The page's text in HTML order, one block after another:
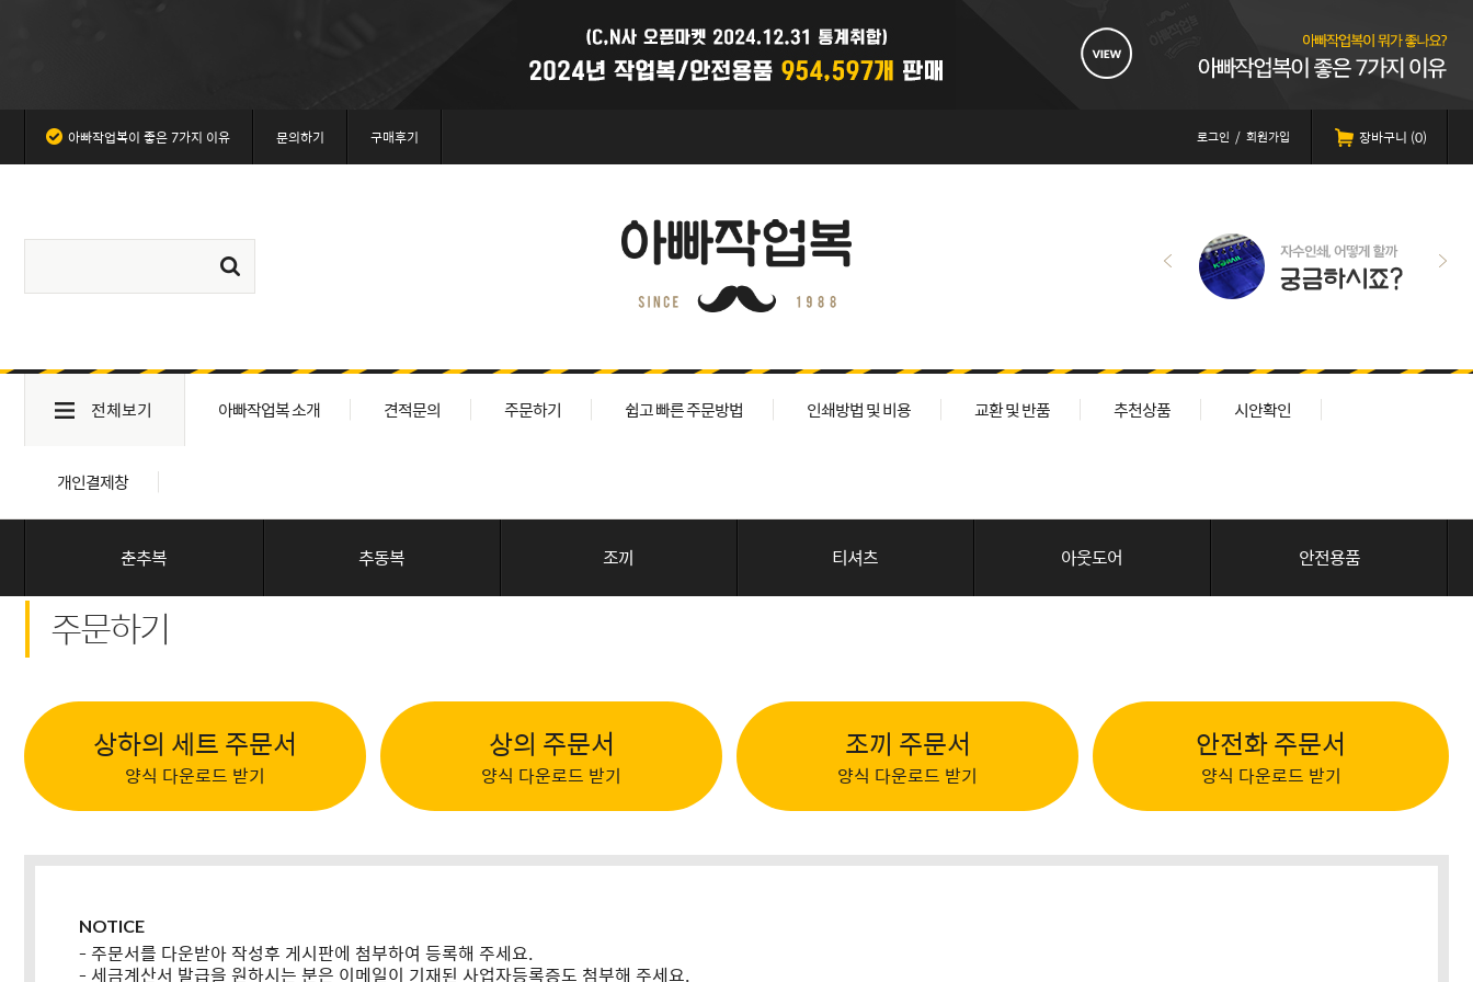
아빠작업복이 좋은 7가지 이유 문의하기 구매후기 로그인 / 회원가입 장바구니 (0)
전체보기 아빠작업복 소개 견적문의 주문하기 쉽고 빠른 주문방법 인쇄방법 및 비용 교환 및 반품 추천상품 시안확인
개인결제창
춘추복 추동복 조끼 티셔츠 아웃도어 안전용품
주문하기
상하의 세트 주문서
양식 다운로드 받기
상의 주문서
양식 다운로드 받기
조끼 주문서
양식 다운로드 받기
안전화 주문서
양식 다운로드 받기
NOTICE
- 주문서를 다운받아 작성후 게시판에 첨부하여 등록해 주세요.
- 세금계산서 발급을 원하시는 분은 이메일이 기재된 사업자등록증도 첨부해 주세요.